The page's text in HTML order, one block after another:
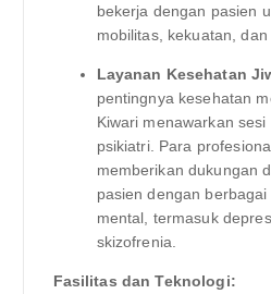
bekerja dengan pasien
mobilitas, kekuatan, dan
Layanan Kesehatan
pentingnya kesehatan
Kiwari menawarkan
psikiatri. Para
memberikan dukungan
pasien dengan
mental, termasuk
skizofrenia.
Fasilitas dan Teknologi: